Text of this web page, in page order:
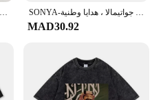
looking to offer high-quality
خريطة Anniyo-نيجيريا مع قلادات بدلاية من الحجر الأخضر ، لون فضي ، لون ذهبي ، مجوهرات خرائط نيجيرية ، وطني @ من SONYA-قلادة مع خريطة وأعلام غواتيمالا ، للرجال والنساء ، لون ذهبي ، جواتيمالا ، هدايا وطنية
MAD30.92